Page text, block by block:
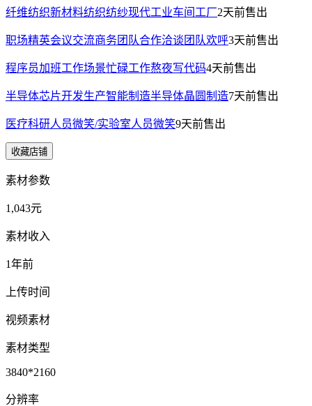
纤维纺织新材料纺织纺纱现代工业车间工厂2天前售出
职场精英会议交流商务团队合作洽谈团队欢呼3天前售出
程序员加班工作场景忙碌工作熬夜写代码4天前售出
半导体芯片开发生产智能制造半导体晶圆制造7天前售出
医疗科研人员微笑/实验室人员微笑9天前售出
收藏店铺
素材参数
1,043元
素材收入
1年前
上传时间
视频素材
素材类型
3840*2160
分辨率